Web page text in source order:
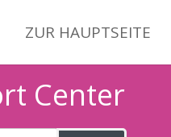
ZUR HAUPTSEITE
Center